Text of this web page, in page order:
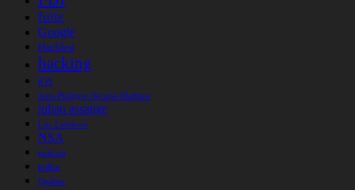
fuite
Google
Hackfest
hacking
iOS
Jean-Philippe Décarie-Mathieu
julian assange
Luc Lefebvre
NSA
podcast
police
Québec